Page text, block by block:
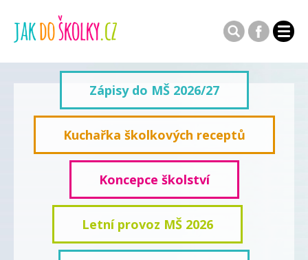
Zápisy do MŠ 2026/27
Kuchařka školkových receptů
Koncepce školství
Letní provoz MŠ 2026